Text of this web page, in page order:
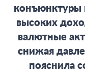
конъюнктуры
высоких
валютные
снижая
пояснила